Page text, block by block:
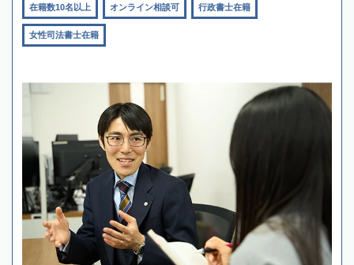
在籍数10名以上 オンライン相談可 行政書士在籍
女性司法書士在籍